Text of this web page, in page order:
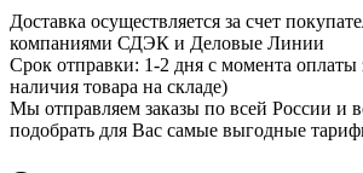
Доставка осуществляется за счет
компаниями СДЭК и Деловые Линии
Срок отправки: 1-2 дня с момента оплаты
наличия товара на складе)
Мы отправляем заказы по всей России и
подобрать для Вас самые выгодные